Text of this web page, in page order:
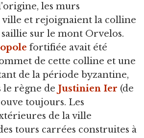
les murs
ville et rejoignaient la colline
sur le mont Orvelos.
fortifiée avait été
de cette colline et une
de la période byzantine,
le règne de Justinien Ier (de
toujours. Les
de la ville
tours carrées construites à